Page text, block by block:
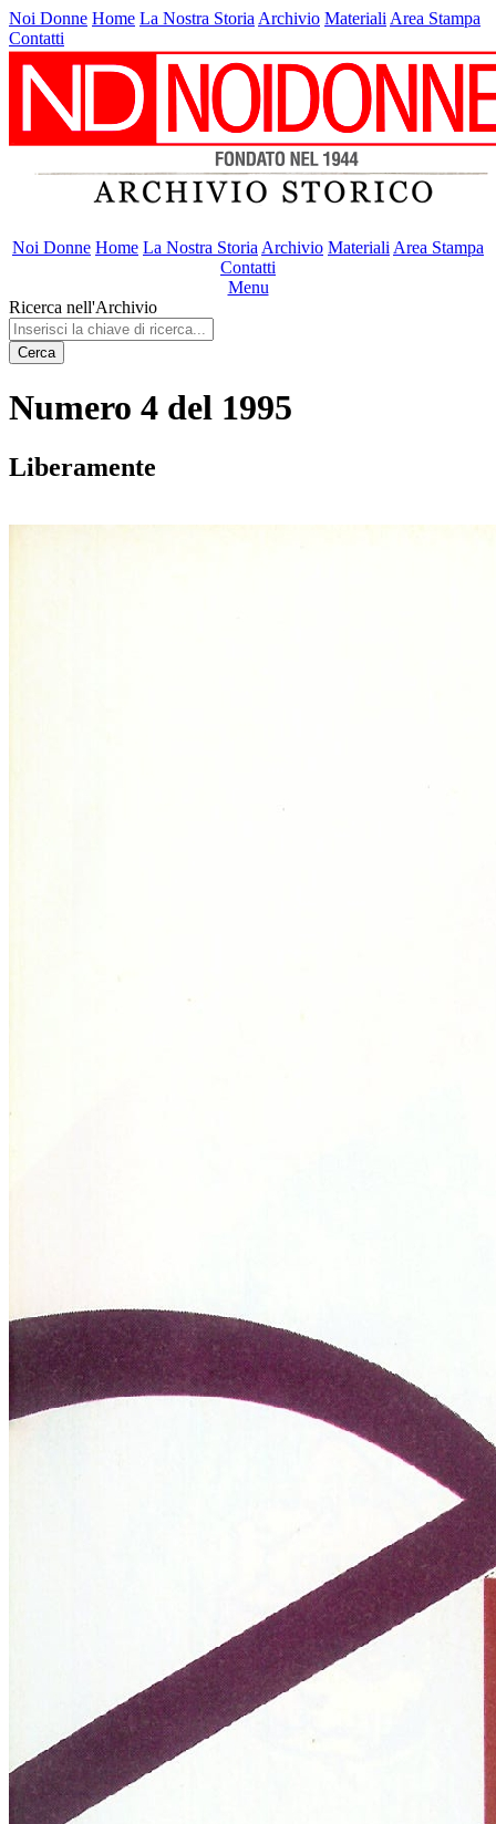
Noi Donne Home La Nostra Storia Archivio Materiali Area Stampa
Contatti
Noi Donne Home La Nostra Storia Archivio Materiali Area Stampa
Contatti
Menu
Ricerca nell'Archivio
Cerca
Numero 4 del 1995
Liberamente